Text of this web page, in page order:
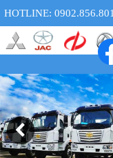
HOTLINE:
XE CÓ